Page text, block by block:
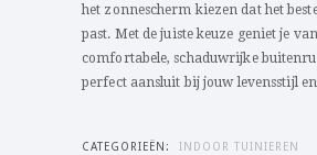
het zonnescherm kiezen dat het
past. Met de juiste keuze geniet je
comfortabele, schaduwrijke
perfect aansluit bij jouw levensstijl
CATEGORIEËN:
INDOOR TUINIEREN